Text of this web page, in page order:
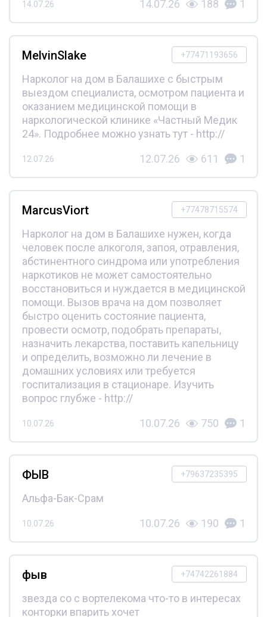
14.07.26 14.07.26 188 1
+77471193656
MelvinSlake
Нарколог на дом в Балашихе с быстрым
выездом специалиста, осмотром пациента и
оказанием медицинской помощи в
наркологической клинике «Частный Медик
24». Подробнее можно узнать тут - http://
12.07.26 12.07.26 611 1
+77478715574
MarcusViort
Нарколог на дом в Балашихе нужен, когда
человек после алкоголя, запоя, отравления,
абстинентного синдрома или употребления
наркотиков не может самостоятельно
восстановиться и нуждается в медицинской
помощи. Вызов врача на дом позволяет
быстро оценить состояние пациента,
провести осмотр, подобрать препараты,
назначить лекарства, поставить капельницу
и определить, возможно ли лечение в
домашних условиях или требуется
госпитализация в стационаре. Изучить
вопрос глубже - http://
10.07.26 10.07.26 750 1
+79637235395
ФЫВ
Альфа-Бак-Срам
10.07.26 10.07.26 190 1
+74742261884
фыв
звезда со с вортелекома что-то в интересах
конторки впарить хочет